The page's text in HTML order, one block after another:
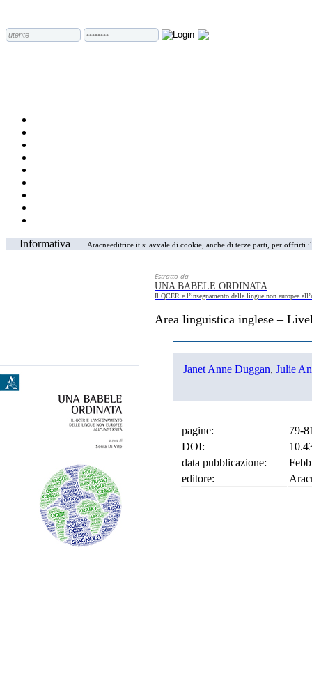
Informativa Aracneeditrice.it si avvale di cookie, anche di terze parti, per
Estratto da
UNA BABELE ORDINATA
Il QCER e l’insegnamento delle lingue non europee
Area linguistica inglese –
Janet Anne Duggan, Julie
pagine:
79-
DOI:
data pubblicazione:
editore: